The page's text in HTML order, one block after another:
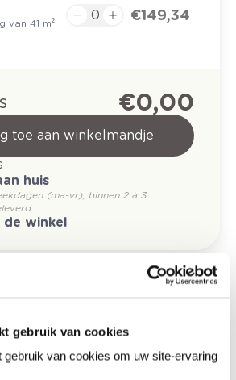
gebruik van cookies
gebruik van cookies om uw site-ervaring
van 41 m² € 149,34
€ 0,00
toe aan winkelmandje
huis
(ma-vr), binnen 2 à 3
winkel